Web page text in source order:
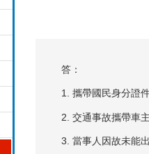
答：
1. 攜帶國民身分證
2. 交通事故攜帶車
3. 當事人因故未能